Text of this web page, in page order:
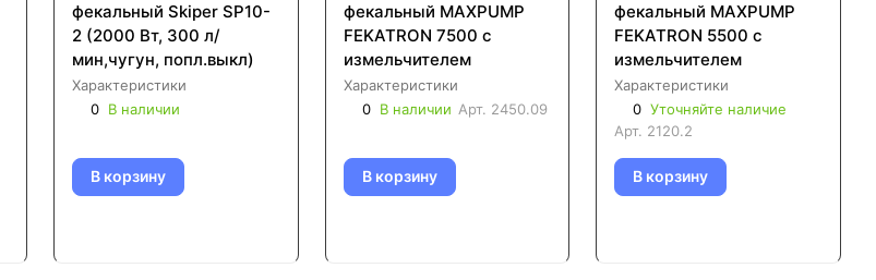
фекальный Skiper SP10-
2 (2000 Вт, 300 л/
мин,чугун, попл.выкл)
Характеристики
0 В наличии
В корзину
фекальный MAXPUMP
FEKATRON 7500 с
измельчителем
Характеристики
0 В наличии Арт. 2450.09
В корзину
фекальный MAXPUMP
FEKATRON 5500 с
измельчителем
Характеристики
0 Уточняйте наличие
Арт. 2120.2
В корзину